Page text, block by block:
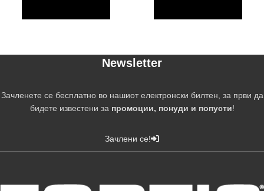
Newsletter
Зачленете се бесплатно во нашиот електронски билтен, за први да
бидете известени за промоции, понуди и попусти!
Зачлени се!